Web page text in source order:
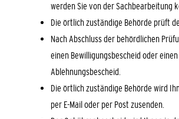
werden Sie von der Sachbearbeitung
Die örtlich zuständige Behörde prüft
Nach Abschluss der behördlichen
einen Bewilligungsbescheid oder einen
Ablehnungsbescheid.
Die örtlich zuständige Behörde wird
per E-Mail oder per Post zusenden.